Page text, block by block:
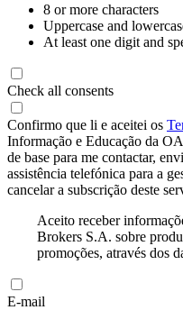
8 or more characters
Uppercase and
At least one digit and
Check all consents
Confirmo que li e aceitei os
Informação e Educação da
de base para me contactar,
assistência telefónica para a
cancelar a subscrição deste
Aceito receber
Brokers S.A. sobre
promoções, através dos
E-mail